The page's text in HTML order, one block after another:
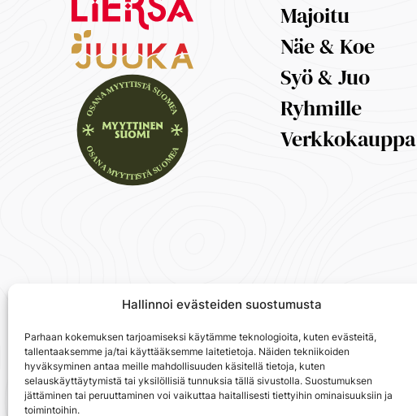
Hallinnoi evästeiden suostumusta
Parhaan kokemuksen tarjoamiseksi käytämme teknologioita, kuten evästeitä,
tallentaaksemme ja/tai käyttääksemme laitetietoja. Näiden tekniikoiden
hyväksyminen antaa meille mahdollisuuden käsitellä tietoja, kuten
selauskäyttäytymistä tai yksilöllisiä tunnuksia tällä sivustolla. Suostumuksen
jättäminen tai peruuttaminen voi vaikuttaa haitallisesti tiettyihin ominaisuuksiin ja
toimintoihin.
Majoitu
Näe & Koe
Syö & Juo
Ryhmille
Verkkokauppa